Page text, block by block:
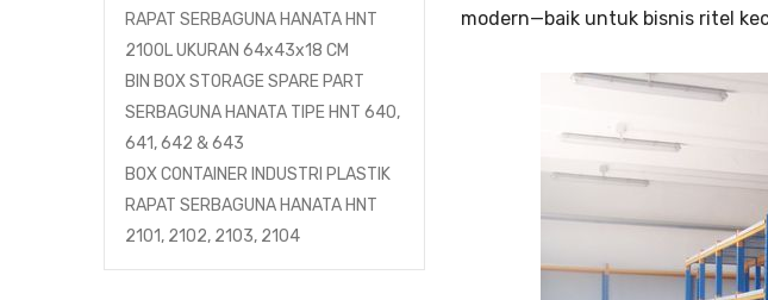
modern—baik untuk bisnis ritel
RAPAT SERBAGUNA HANATA HNT
2100L UKURAN 64x43x18 CM
BIN BOX STORAGE SPARE PART
SERBAGUNA HANATA TIPE HNT 640,
641, 642 & 643
BOX CONTAINER INDUSTRI PLASTIK
RAPAT SERBAGUNA HANATA HNT
2101, 2102, 2103, 2104